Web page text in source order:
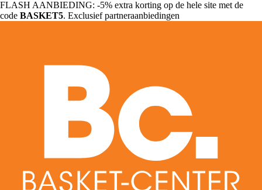
FLASH AANBIEDING: -5% extra korting op de hele site met de
code BASKET5. Exclusief partneraanbiedingen